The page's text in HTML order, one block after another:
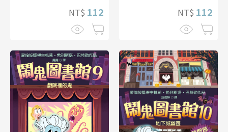
NT$ 112 NT$ 112